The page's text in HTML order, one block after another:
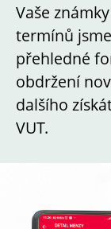
Vaše
termínů
přehledné
obdržení
dalšího
VUT.